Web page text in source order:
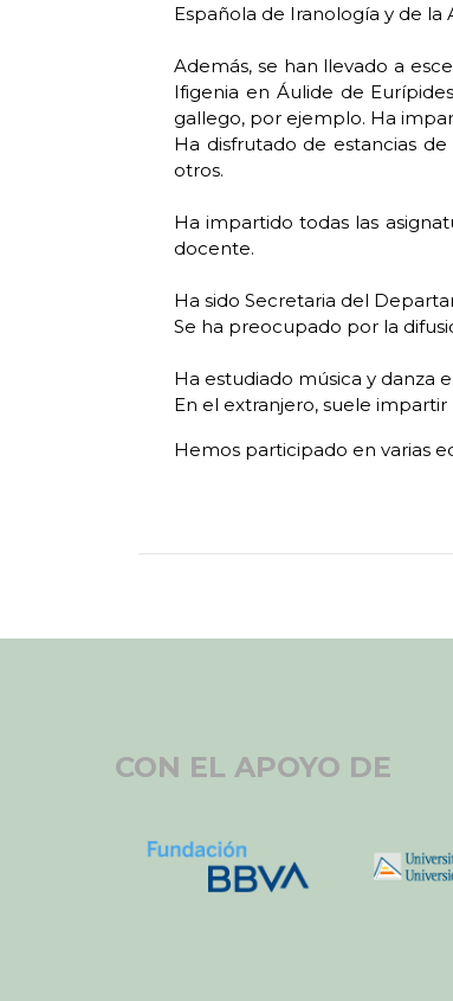
Española de Iranología y de
Además, se han llevado a
Ifigenia en Áulide de
gallego, por ejemplo. Ha
Ha disfrutado de estancias
otros.
Ha impartido todas las
docente.
Ha sido Secretaria del
Se ha preocupado por la
Ha estudiado música y danza
En el extranjero, suele
Hemos participado en varias
CON EL APOYO DE